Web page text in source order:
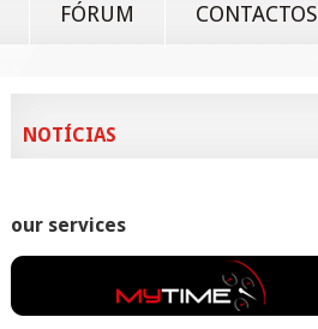
FÓRUM CONTACTOS
NOTÍCIAS
our services